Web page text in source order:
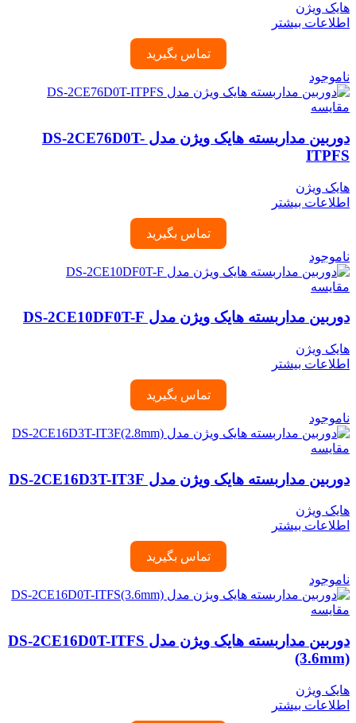
هایک ویژن
اطلاعات بیشتر
تماس بگیرید
ناموجود
مقایسه
دوربین مداربسته هایک ویژن مدل DS-2CE76D0T-
ITPFS
هایک ویژن
اطلاعات بیشتر
تماس بگیرید
ناموجود
مقایسه
دوربین مداربسته هایک ویژن مدل DS-2CE10DF0T-F
هایک ویژن
اطلاعات بیشتر
تماس بگیرید
ناموجود
مقایسه
دوربین مداربسته هایک ویژن مدل DS-2CE16D3T-IT3F
هایک ویژن
اطلاعات بیشتر
تماس بگیرید
ناموجود
مقایسه
دوربین مداربسته هایک ویژن مدل DS-2CE16D0T-ITFS
(3.6mm)
هایک ویژن
اطلاعات بیشتر